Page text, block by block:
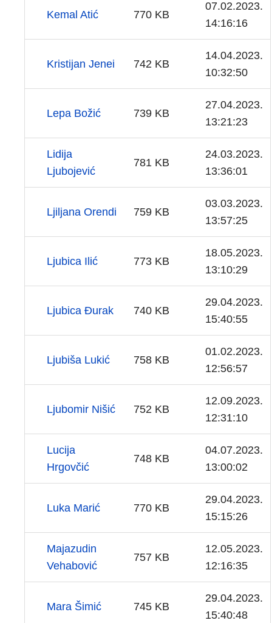
Kemal Atić 770 KB
07.02.2023.
14:16:16
Kristijan Jenei 742 KB
14.04.2023.
10:32:50
Lepa Božić 739 KB
27.04.2023.
13:21:23
Lidija
Ljubojević
781 KB
24.03.2023.
13:36:01
Ljiljana Orendi 759 KB
03.03.2023.
13:57:25
Ljubica Ilić 773 KB
18.05.2023.
13:10:29
Ljubica Đurak 740 KB
29.04.2023.
15:40:55
Ljubiša Lukić 758 KB
01.02.2023.
12:56:57
Ljubomir Nišić 752 KB
12.09.2023.
12:31:10
Lucija
Hrgovčić
748 KB
04.07.2023.
13:00:02
Luka Marić 770 KB
29.04.2023.
15:15:26
Majazudin
Vehabović
757 KB
12.05.2023.
12:16:35
Mara Šimić 745 KB
29.04.2023.
15:40:48